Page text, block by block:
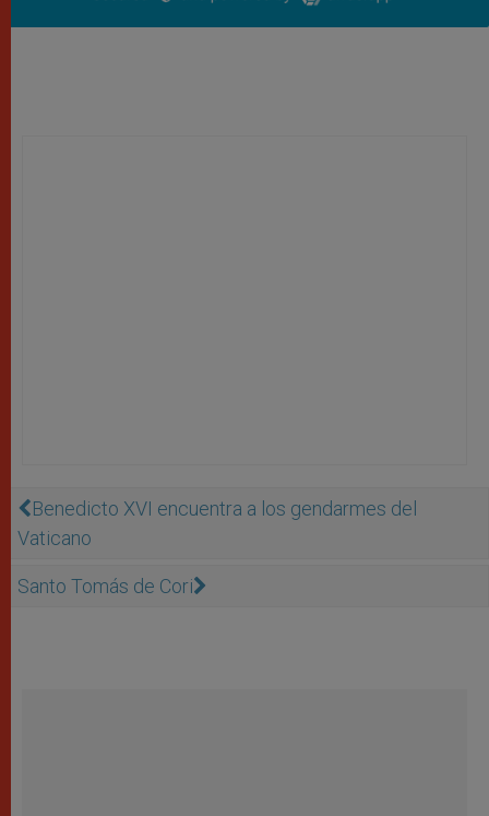
Benedicto XVI encuentra a los gendarmes del
Vaticano
Santo Tomás de Cori